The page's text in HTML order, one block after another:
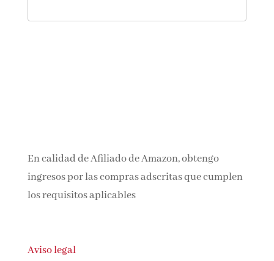
En calidad de Afiliado de Amazon, obtengo
ingresos por las compras adscritas que cumplen
los requisitos aplicables
Aviso legal